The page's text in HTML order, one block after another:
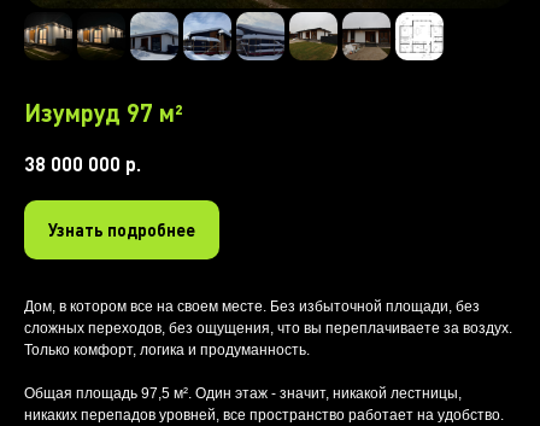
Изумруд 97 м²
38 000 000 р.
Узнать подробнее
Дом, в котором все на своем месте. Без избыточной площади, без
сложных переходов, без ощущения, что вы переплачиваете за воздух.
Только комфорт, логика и продуманность.
Общая площадь 97,5 м². Один этаж - значит, никакой лестницы,
никаких перепадов уровней, все пространство работает на удобство.